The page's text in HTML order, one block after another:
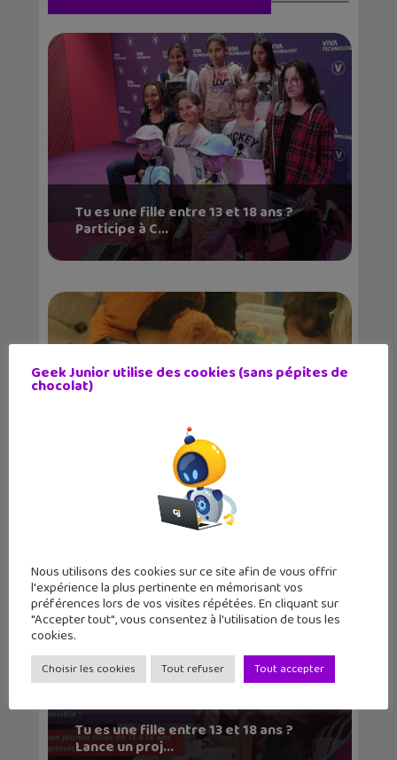
Tu es une fille entre 13 et 18 ans ?
Participe à C...
Vous lancez un projets Edtech ?
Candidatez aux Tro...
Tu es une fille entre 13 et 18 ans ?
Lance un proj...
Geek Junior utilise des cookies (sans pépites de
chocolat)
Nous utilisons des cookies sur ce site afin de vous offrir
l'expérience la plus pertinente en mémorisant vos
préférences lors de vos visites répétées. En cliquant sur
"Accepter tout", vous consentez à l'utilisation de tous les
cookies.
Choisir les cookies Tout refuser Tout accepter